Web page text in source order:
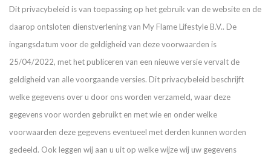
Dit privacybeleid is van toepassing op het gebruik van de website en de
daarop ontsloten dienstverlening van My Flame Lifestyle B.V.. De
ingangsdatum voor de geldigheid van deze voorwaarden is
25/04/2022, met het publiceren van een nieuwe versie vervalt de
geldigheid van alle voorgaande versies. Dit privacybeleid beschrijft
welke gegevens over u door ons worden verzameld, waar deze
gegevens voor worden gebruikt en met wie en onder welke
voorwaarden deze gegevens eventueel met derden kunnen worden
gedeeld. Ook leggen wij aan u uit op welke wijze wij uw gegevens